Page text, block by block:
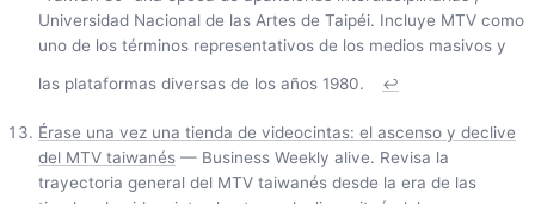
Universidad Nacional de las Artes de Taipéi. Incluye MTV como
uno de los términos representativos de los medios masivos y
las plataformas diversas de los años 1980.
↩
Érase una vez una tienda de videocintas: el ascenso y declive
del MTV taiwanés — Business Weekly alive. Revisa la
trayectoria general del MTV taiwanés desde la era de las